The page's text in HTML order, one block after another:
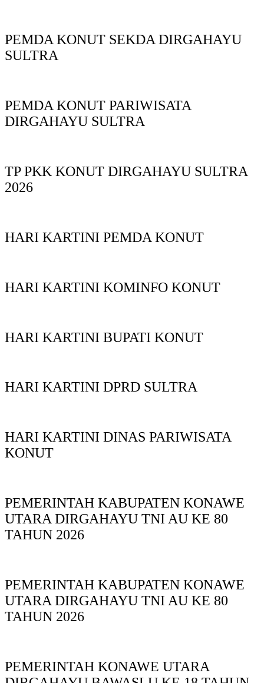
PEMDA KONUT SEKDA DIRGAHAYU
SULTRA
PEMDA KONUT PARIWISATA
DIRGAHAYU SULTRA
TP PKK KONUT DIRGAHAYU SULTRA
2026
HARI KARTINI PEMDA KONUT
HARI KARTINI KOMINFO KONUT
HARI KARTINI BUPATI KONUT
HARI KARTINI DPRD SULTRA
HARI KARTINI DINAS PARIWISATA
KONUT
PEMERINTAH KABUPATEN KONAWE
UTARA DIRGAHAYU TNI AU KE 80
TAHUN 2026
PEMERINTAH KABUPATEN KONAWE
UTARA DIRGAHAYU TNI AU KE 80
TAHUN 2026
PEMERINTAH KONAWE UTARA